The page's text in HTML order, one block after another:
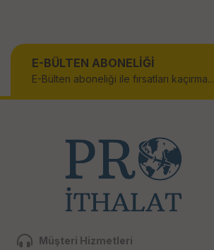
E-BÜLTEN ABONELİĞİ
E-Bülten aboneliği ile fırsatları kaçırma...
Müşteri Hizmetleri